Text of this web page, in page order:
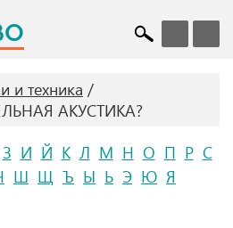
и техника
АКУСТИКА?
З И Й К Л М Н О П Р С
Ш Щ Ъ Ы Ь Э Ю Я